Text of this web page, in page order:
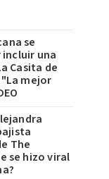
se
una
Casita de
"La mejor
The
se hizo viral